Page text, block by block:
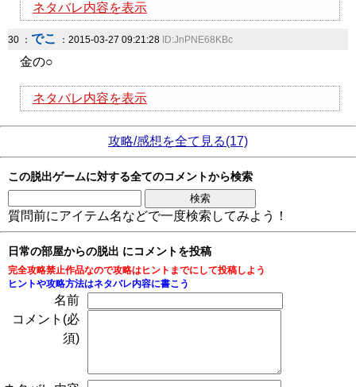
ネタバレ内容を表示
30 ： でこ ：2015-03-27 09:21:28 ID:JnPNE68KBc
金の○
ネタバレ内容を表示
攻略/感想を全て見る(17)
この脱出ゲームに対する全てのコメントから検索
質問前にアイテム名などで一度検索してみよう！
日常の部屋からの脱出 にコメントを投稿
完全攻略禁止作品なので攻略はヒントまでにして投稿しよう
ヒントや攻略方法はネタバレ内容に書こう
名前
コメント(必
須)